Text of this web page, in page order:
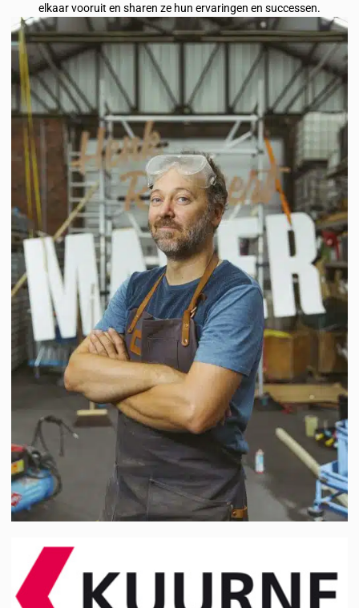
elkaar vooruit en sharen ze hun ervaringen en successen.